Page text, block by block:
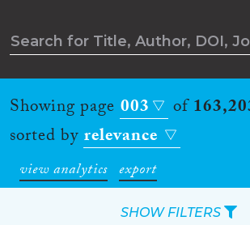
Showing page 003 of
sorted byrelevance
view analytics export
SHOW FILTERS